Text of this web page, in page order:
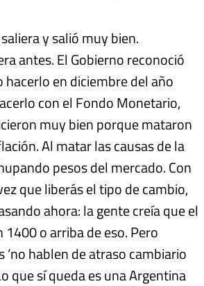
y salió muy bien.
antes. El Gobierno reconoció
hacerlo en diciembre del año
con el Fondo Monetario,
muy bien porque mataron
Al matar las causas de la
pesos del mercado. Con
que liberás el tipo de cambio,
ahora: la gente creía que el
1400 o arriba de eso. Pero
hablen de atraso cambiario
que sí queda es una Argentina